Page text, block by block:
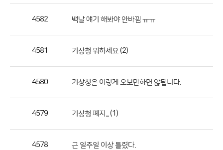
호,
록
4582 백날 얘기 해봐야 안바뀜 ㅠㅠ
4581 기상청 뭐하세요 (2)
4580 기상청은 이렇게 오보만하면 않됩니다.
4579 기상청 폐지... (1)
4578 근 일주일 이상 틀렸다.